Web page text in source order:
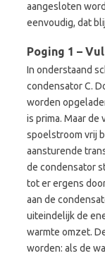
aangesloten
eenvoudig, dat
Poging 1 –
In onderstaand
condensator C.
worden
is prima. Maar
spoelstroom vrij
aansturende
de condensator
tot er ergens
aan de
uiteindelijk de
warmte omzet.
worden: als de